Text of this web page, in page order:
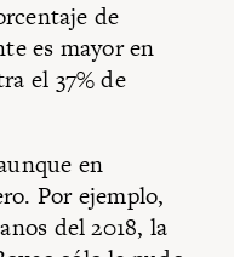
de
es mayor en
el 37% de
en
Por ejemplo,
del 2018, la